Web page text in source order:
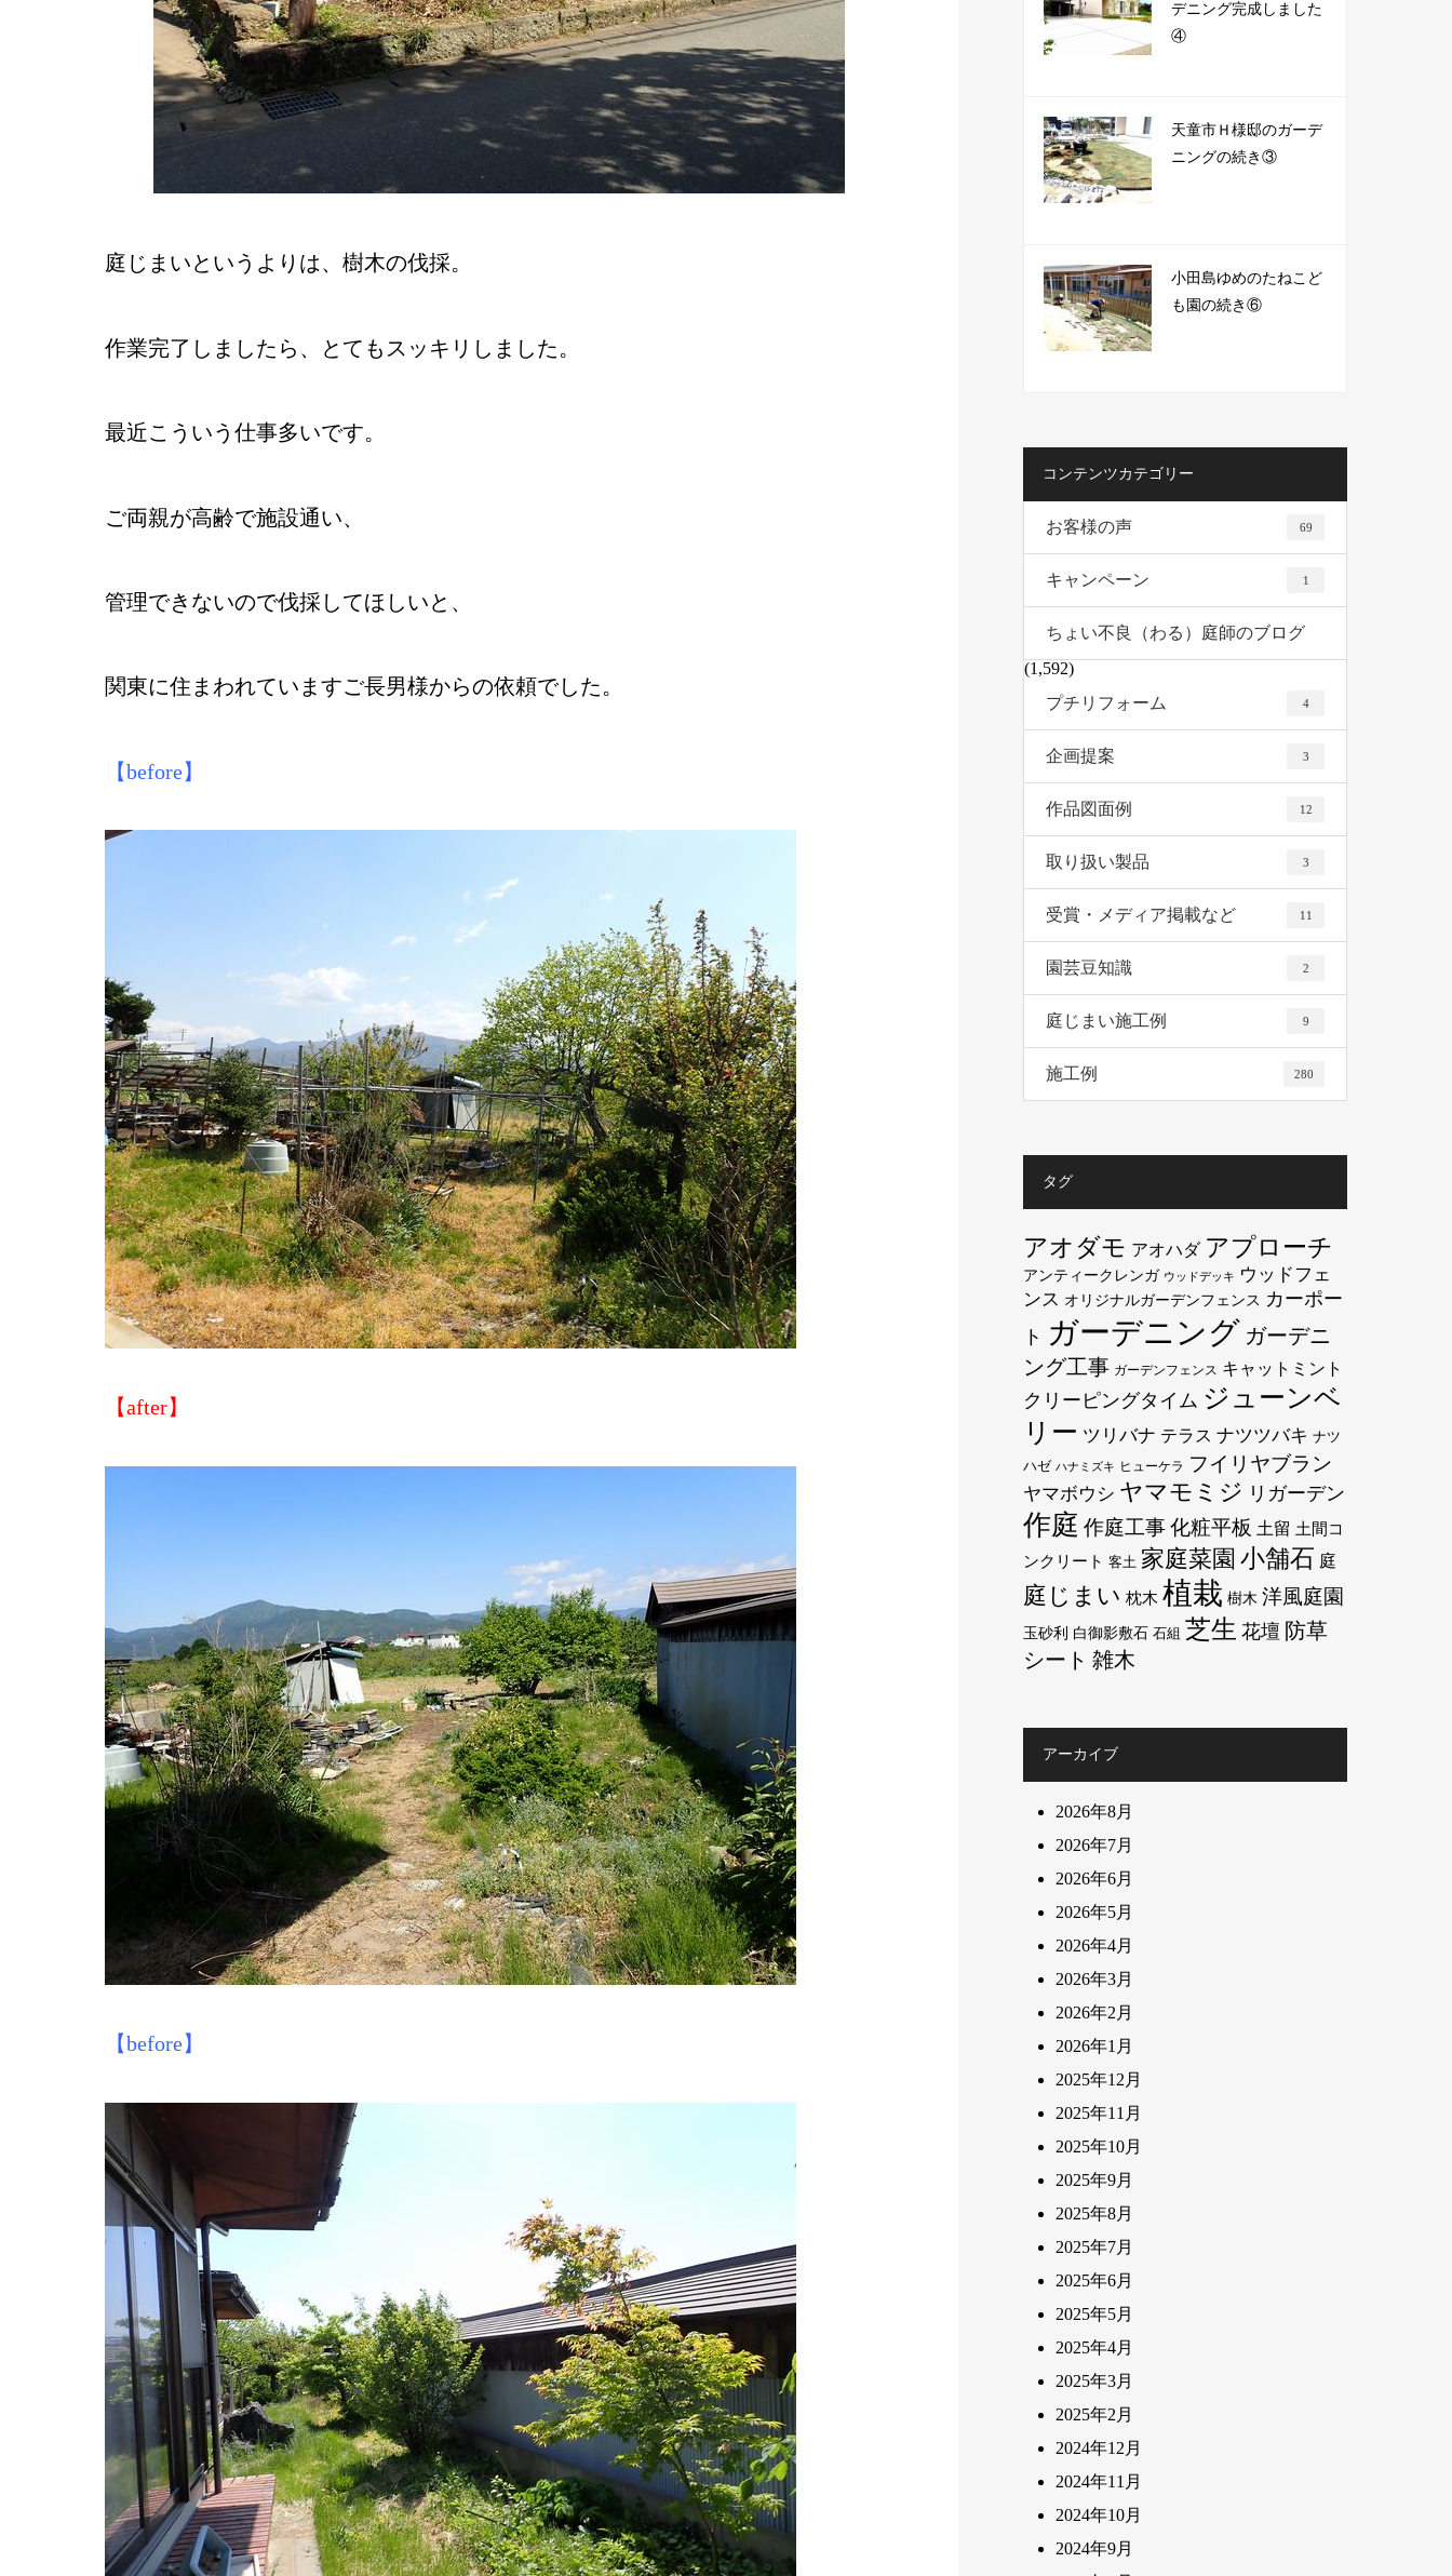
庭じまいというよりは、樹木の伐採。
作業完了しましたら、とてもスッキリしました。
最近こういう仕事多いです。
ご両親が高齢で施設通い、
管理できないので伐採してほしいと、
関東に住まわれていますご長男様からの依頼でした。
【before】
【after】
【before】
デニング完成しました
④
天童市Ｈ様邸のガーデ
ニングの続き③
小田島ゆめのたねこど
も園の続き⑥
コンテンツカテゴリー
お客様の声 69
キャンペーン 1
ちょい不良（わる）庭師のブログ
(1,592)
プチリフォーム
4
企画提案 3
作品図面例 12
取り扱い製品 3
受賞・メディア掲載など 11
園芸豆知識 2
庭じまい施工例 9
施工例 280
タグ
アオダモ アオハダ アプローチ
アンティークレンガ ウッドデッキ ウッドフェ
ンス オリジナルガーデンフェンス カーポー
ト ガーデニング ガーデニ
ング工事 ガーデンフェンス キャットミント
クリーピングタイム ジューンベ
リー ツリバナ テラス ナツツバキ ナツ
ハゼ ハナミズキ ヒューケラ フイリヤブラン
ヤマボウシ ヤマモミジ リガーデン
作庭 作庭工事化粧平板 土留 土間コ
ンクリート 客土 家庭菜園 小舗石 庭
庭じまい 枕木 植栽 樹木 洋風庭園
玉砂利 白御影敷石 石組 芝生 花壇 防草
シート 雑木
アーカイブ
2026年8月
2026年7月
2026年6月
2026年5月
2026年4月
2026年3月
2026年2月
2026年1月
2025年12月
2025年11月
2025年10月
2025年9月
2025年8月
2025年7月
2025年6月
2025年5月
2025年4月
2025年3月
2025年2月
2024年12月
2024年11月
2024年10月
2024年9月